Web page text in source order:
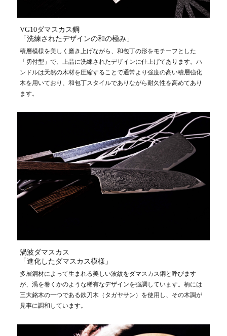
VG10ダマスカス鋼
「洗練されたデザインの和の極み」
積層模様を美しく磨き上げながら、和包丁の形をモチーフとした
「切付型」で、上品に洗練されたデザインに仕上げてあります。ハ
ンドルは天然の木材を圧縮することで通常より強度の高い積層強化
木を用いており、和包丁スタイルでありながら耐久性を高めてあり
ます。
渦波ダマスカス
「進化したダマスカス模様」
多層鋼材によって生まれる美しい波紋をダマスカス鋼と呼びます
が、渦を巻くかのような稀有なデザインを強調しています。柄には
三大銘木の一つである鉄刀木（タガヤサン）を使用し、その木調が
見事に調和しています。